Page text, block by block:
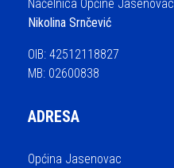
Načelnica Općine Jasenovac
Nikolina Srnčević
OIB: 42512118827
MB: 02600838
ADRESA
Općina Jasenovac